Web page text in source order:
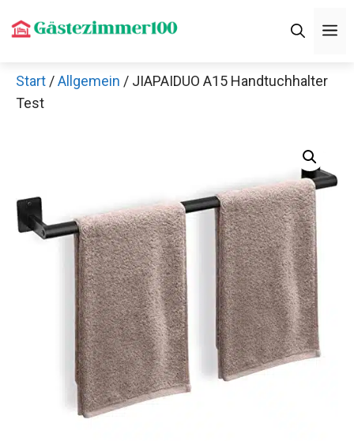
Inhalt
Start /Allgemein / JIAPAIDUO A15 Handtuchhalter
Test